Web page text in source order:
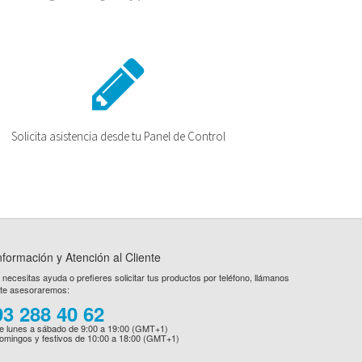
Solicita asistencia desde tu Panel de Control
y Atención al Cliente
necesitas ayuda o prefieres solicitar tus productos por teléfono, llámanos
asesoraremos:
288 40 62
lunes a sábado de 9:00 a 19:00 (GMT+1)
y festivos de 10:00 a 18:00 (GMT+1)